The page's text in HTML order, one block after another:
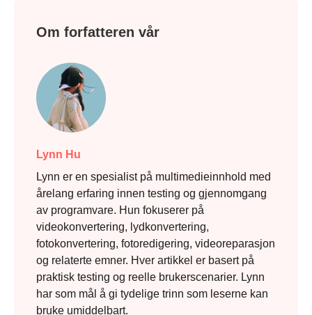
Om forfatteren vår
Lynn Hu
Lynn er en spesialist på multimedieinnhold med
årelang erfaring innen testing og gjennomgang
av programvare. Hun fokuserer på
videokonvertering, lydkonvertering,
fotokonvertering, fotoredigering, videoreparasjon
og relaterte emner. Hver artikkel er basert på
praktisk testing og reelle brukerscenarier. Lynn
har som mål å gi tydelige trinn som leserne kan
bruke umiddelbart.